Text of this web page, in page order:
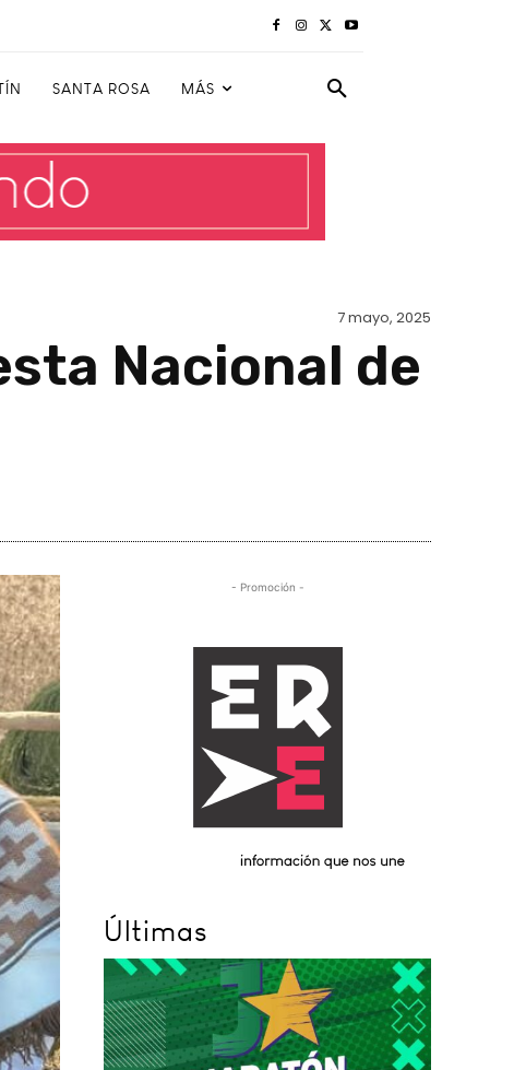
SANTA ROSA MÁS
7 mayo, 2025
Nacional de
- Promoción -
Últimas